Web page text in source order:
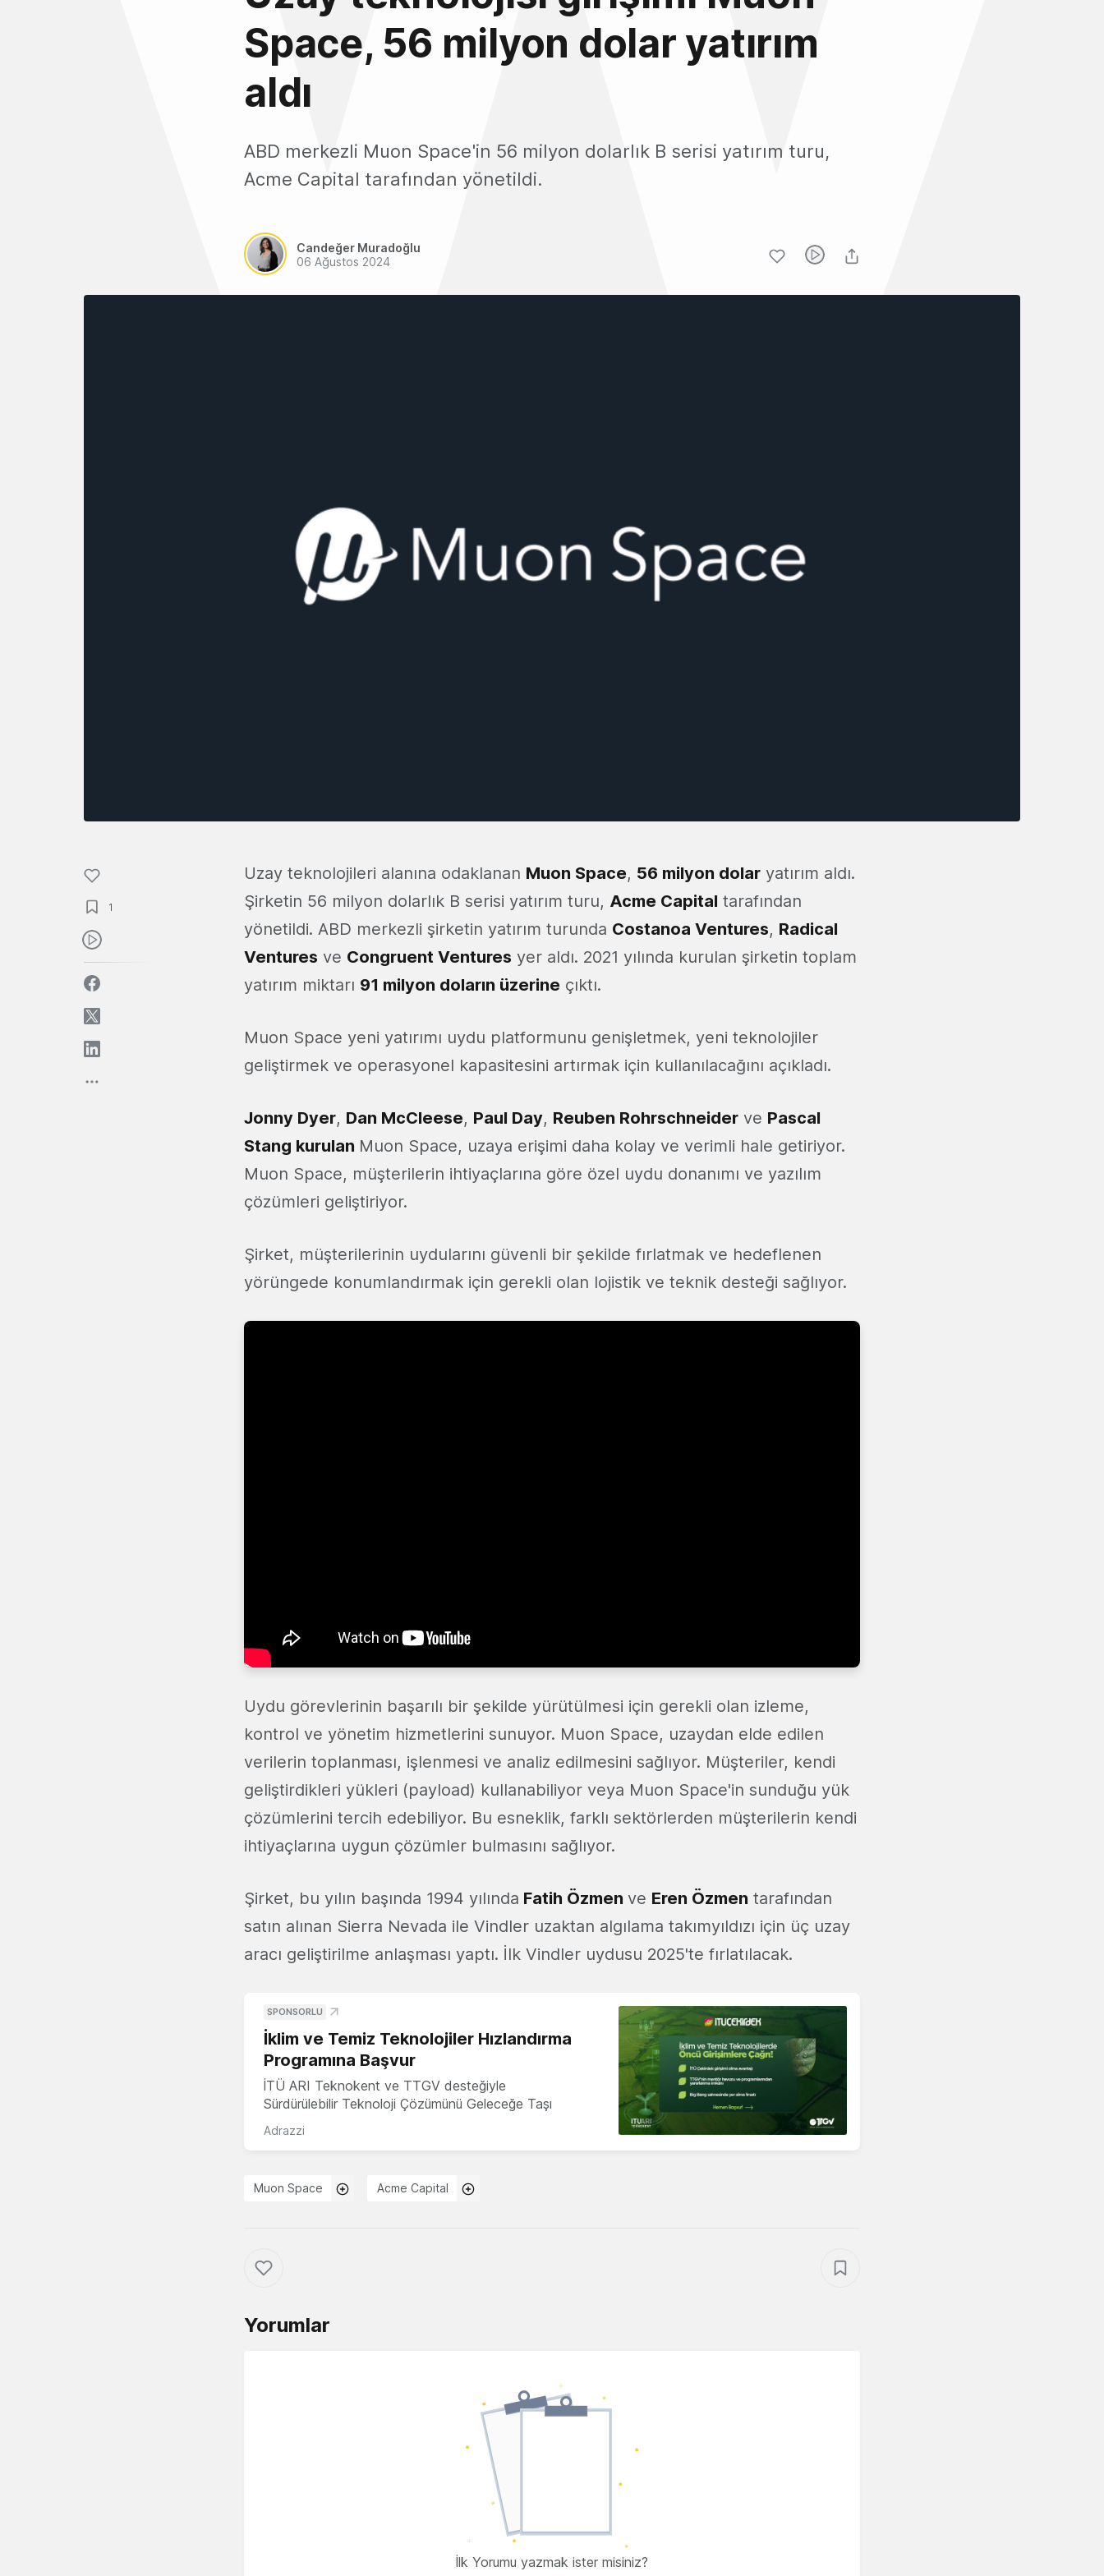
Space, 56 milyon dolar yatırım
aldı
ABD merkezli Muon Space'in 56 milyon dolarlık B serisi yatırım turu,
Acme Capital tarafından yönetildi.
Candeğer Muradoğlu
06 Ağustos 2024
1
Uzay teknolojileri alanına odaklanan Muon Space, 56 milyon dolar yatırım aldı.
Şirketin 56 milyon dolarlık B serisi yatırım turu, Acme Capital tarafından
yönetildi. ABD merkezli şirketin yatırım turunda Costanoa Ventures, Radical
Ventures ve Congruent Ventures yer aldı. 2021 yılında kurulan şirketin toplam
yatırım miktarı 91 milyon doların üzerine çıktı.
Muon Space yeni yatırımı uydu platformunu genişletmek, yeni teknolojiler
geliştirmek ve operasyonel kapasitesini artırmak için kullanılacağını açıkladı.
Jonny Dyer, Dan McCleese, Paul Day, Reuben Rohrschneider ve Pascal
Stang kurulan Muon Space, uzaya erişimi daha kolay ve verimli hale getiriyor.
Muon Space, müşterilerin ihtiyaçlarına göre özel uydu donanımı ve yazılım
çözümleri geliştiriyor.
Şirket, müşterilerinin uydularını güvenli bir şekilde fırlatmak ve hedeflenen
yörüngede konumlandırmak için gerekli olan lojistik ve teknik desteği sağlıyor.
Uydu görevlerinin başarılı bir şekilde yürütülmesi için gerekli olan izleme,
kontrol ve yönetim hizmetlerini sunuyor. Muon Space, uzaydan elde edilen
verilerin toplanması, işlenmesi ve analiz edilmesini sağlıyor. Müşteriler, kendi
geliştirdikleri yükleri (payload) kullanabiliyor veya Muon Space'in sunduğu yük
çözümlerini tercih edebiliyor. Bu esneklik, farklı sektörlerden müşterilerin kendi
ihtiyaçlarına uygun çözümler bulmasını sağlıyor.
Şirket, bu yılın başında 1994 yılında Fatih Özmen ve Eren Özmen tarafından
satın alınan Sierra Nevada ile Vindler uzaktan algılama takımyıldızı için üç uzay
aracı geliştirilme anlaşması yaptı. İlk Vindler uydusu 2025'te fırlatılacak.
SPONSORLU
İklim ve Temiz Teknolojiler Hızlandırma
Programına Başvur
İTÜ ARI Teknokent ve TTGV desteğiyle
Sürdürülebilir Teknoloji Çözümünü Geleceğe Taşı
Adrazzi
Muon Space Acme Capital
Yorumlar
İlk Yorumu yazmak ister misiniz?